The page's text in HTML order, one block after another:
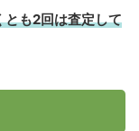
とも2回は査定して